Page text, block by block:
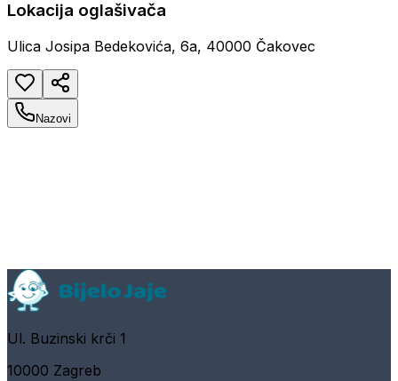
Lokacija oglašivača
Ulica Josipa Bedekovića, 6a, 40000 Čakovec
Nazovi
Ul. Buzinski krči 1
10000 Zagreb